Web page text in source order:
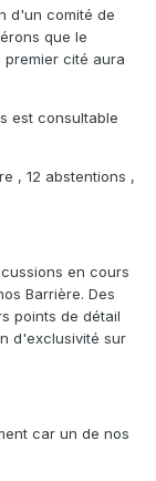
d'un comité de
que le
premier cité aura
est consultable
, 12 abstentions ,
en cours
Barrière. Des
points de détail
d'exclusivité sur
car un de nos